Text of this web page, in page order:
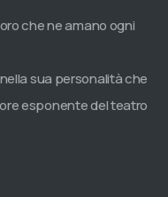
che ne amano ogni
sua personalità che
esponente del teatro